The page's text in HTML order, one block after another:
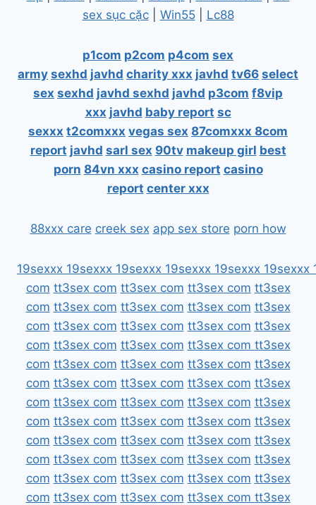
sex sục cặc| Win55| Lc88
p1com p2com p4com sex
army sexhd javhd charity xxx javhd tv66 select
sex sexhd javhd sexhd javhd p3com f8vip
xxx javhd baby report sc
sexxx t2comxxx vegas sex 87comxxx 8com
report javhd sarl sex 90tv makeup girl best
porn 84vn xxx casino report casino
report center xxx
88xxx care creek sex app sex store porn how
19sexxx 19sexxx 19sexxx 19sexxx 19sexxx 19sexxx
com tt3sex com tt3sex com tt3sex com tt3sex
com tt3sex com tt3sex com tt3sex com tt3sex
com tt3sex com tt3sex com tt3sex com tt3sex
com tt3sex com tt3sex com tt3sex com tt3sex
com tt3sex com tt3sex com tt3sex com tt3sex
com tt3sex com tt3sex com tt3sex com tt3sex
com tt3sex com tt3sex com tt3sex com tt3sex
com tt3sex com tt3sex com tt3sex com tt3sex
com tt3sex com tt3sex com tt3sex com tt3sex
com tt3sex com tt3sex com tt3sex com tt3sex
com tt3sex com tt3sex com tt3sex com tt3sex
com tt3sex com tt3sex com tt3sex com tt3sex